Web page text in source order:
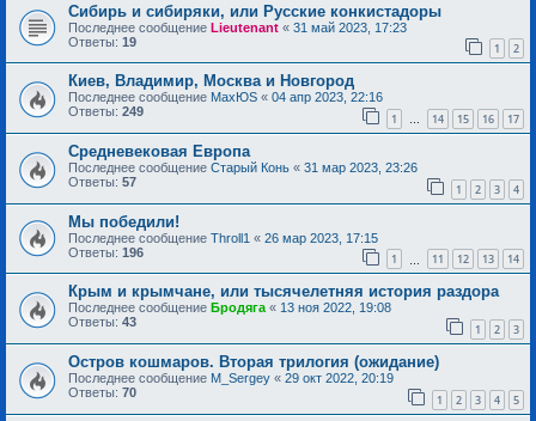
Сибирь и сибиряки, или Русские конкистадоры
Последнее сообщение Lieutenant « 31 май 2023, 17:23
Ответы: 19 1 2
Киев, Владимир, Москва и Новгород
Последнее сообщение MaxЮS « 04 апр 2023, 22:16
Ответы: 249 1 … 14 15 16 17
Средневековая Европа
Последнее сообщение Старый Конь « 31 мар 2023, 23:26
Ответы: 57 1 2 3 4
Мы победили!
Последнее сообщение Throll1 « 26 мар 2023, 17:15
Ответы: 196 1 11 12 13 14
Крым и крымчане, или тысячелетняя история раздора
Последнее сообщение Бродяга « 13 ноя 2022, 19:08
Ответы: 43 1 2 3
Остров кошмаров. Вторая трилогия (ожидание)
Последнее сообщение M_Sergey « 29 окт 2022, 20:19
Ответы: 70 1 2 3 4 5